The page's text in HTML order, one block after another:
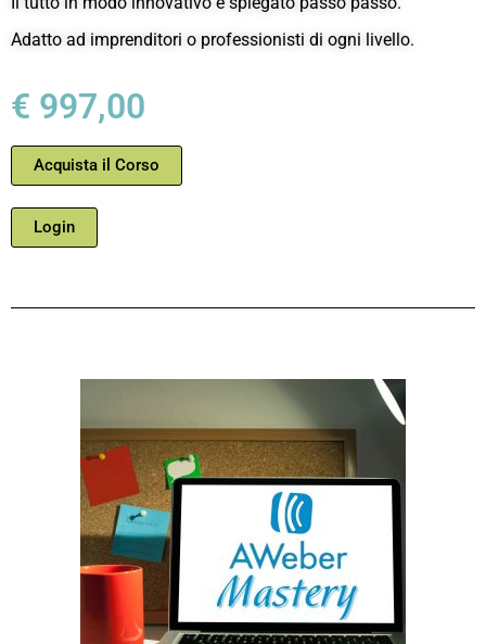
Adatto ad imprenditori o professionisti di ogni livello.
€ 997,00
Acquista il Corso
Login